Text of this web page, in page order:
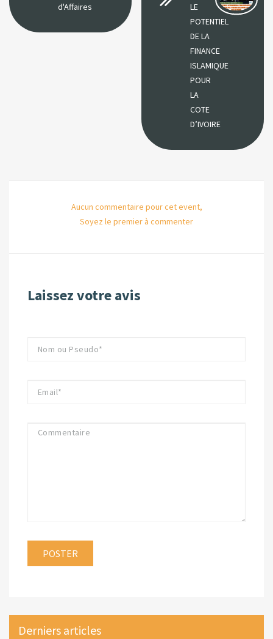
d'Affaires
LE
POTENTIEL
DE LA
FINANCE
ISLAMIQUE
POUR
LA
COTE
D’IVOIRE
Aucun commentaire pour cet event,
Soyez le premier à commenter
Laissez votre avis
Derniers articles